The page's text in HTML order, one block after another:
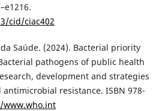
cid/ciac402
Saúde. (2024). Bacterial priority
pathogens of public health
development and strategies
resistance. ISBN 978-